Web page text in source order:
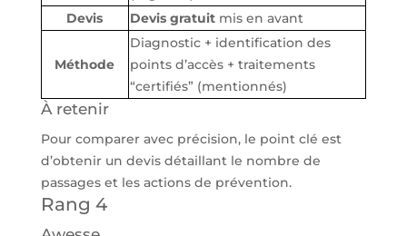
Devis
Devis gratuitmis en avant
Méthode
Diagnostic + identification des
points d’accès + traitements
“certifiés” (mentionnés)
À retenir
Pour comparer avec précision, le point clé est
d’obtenir un devis détaillant le nombre de
passages et les actions de prévention.
Rang 4